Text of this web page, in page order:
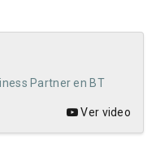
Partner en BT
Ver video